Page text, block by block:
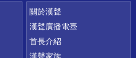
關於漢聲
漢聲廣播電臺
首長介紹
漢聲家族